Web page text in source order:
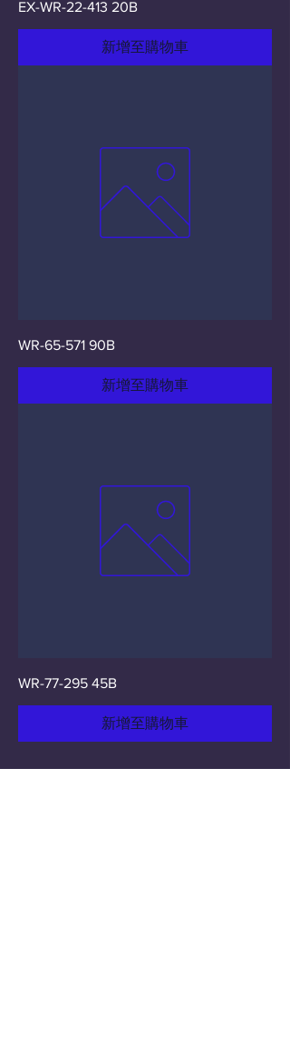
EX-WR-22-413 20B
新增至購物車
WR-65-571 90B
新增至購物車
WR-77-295 45B
新增至購物車